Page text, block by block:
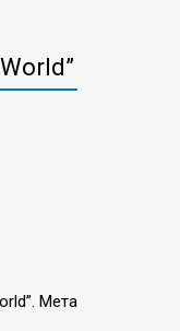
Мета